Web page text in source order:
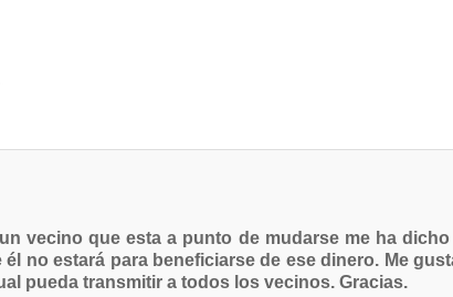
vecino que esta a punto de mudarse me ha
no estará para beneficiarse de ese dinero. Me
pueda transmitir a todos los vecinos. Gracias.